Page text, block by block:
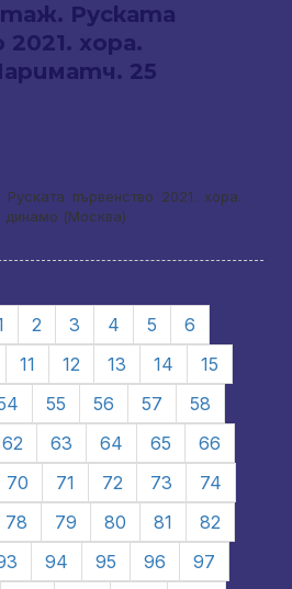
Руската
хора.
25
Руската първенство 2021. хора.
динамо (Москва)
2 3 4 5
6
11 12 13 14
15
55 56 57
58
62 63 64 65
66
70 71 72 73
74
78 79 80 81
82
94 95 96
97